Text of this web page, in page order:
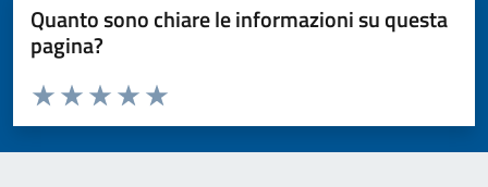
Quanto sono chiare le informazioni su questa
pagina?
Valuta da 1 a 5 stelle la pagina
Valuta 5 stelle su 5
Valuta 4 stelle su 5
Valuta 3 stelle su 5
Valuta 2 stelle su 5
Valuta 1 stelle su 5